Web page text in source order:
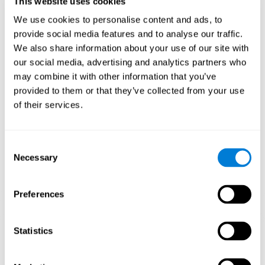
We use cookies to personalise content and ads, to
provide social media features and to analyse our traffic.
We also share information about your use of our site with
our social media, advertising and analytics partners who
may combine it with other information that you’ve
provided to them or that they’ve collected from your use
of their services.
Selection
Necessary
Preferences
Statistics
neural específico el cual ayuda a que los circuitos neuronales se
reorganicen y recuperen funciones cognitivas debilitadas o
dañadas. Estimular de manera consistente nuestras habilidades,
puede ayudar a crear nuevas sinapsis, y a que los circuitos
neuronales se reorganicen y mejoren las funciones cognitivas. En
el juego Carrera de Canicas se busca estimular capacidades
relacionadas con la estimación y la coordinación ojo-mano.
1ª SEMANA
Proyección gráfica orientativa de las redes neuronales después